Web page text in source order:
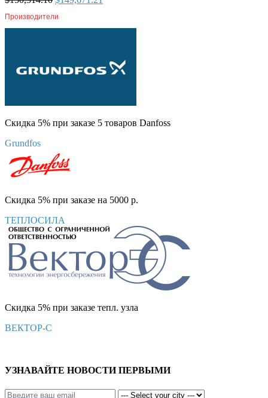
Производители
Скидка 5% при заказе 5 товаров Danfoss
Grundfos
Скидка 5% при заказе на 5000 р.
ТЕПЛОСИЛА
Скидка 5% при заказе тепл. узла
ВЕКТОР-С
УЗНАВАЙТЕ НОВОСТИ ПЕРВЫМИ